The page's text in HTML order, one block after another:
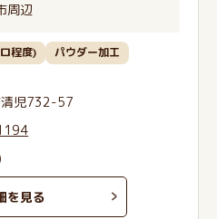
周辺
程度) パウダー加工
清児732-57
を見る